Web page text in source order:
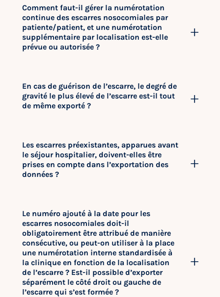
Comment faut-il gérer la numérotation
continue des escarres nosocomiales par
patiente/patient, et une numérotation
supplémentaire par localisation est-elle
prévue ou autorisée ?
En cas de guérison de l’escarre, le degré de
gravité le plus élevé de l’escarre est-il tout
de même exporté ?
Les escarres préexistantes, apparues avant
le séjour hospitalier, doivent-elles être
prises en compte dans l’exportation des
données ?
Le numéro ajouté à la date pour les
escarres nosocomiales doit-il
obligatoirement être attribué de manière
consécutive, ou peut-on utiliser à la place
une numérotation interne standardisée à
la clinique en fonction de la localisation
de l’escarre ? Est-il possible d’exporter
séparément le côté droit ou gauche de
l’escarre qui s’est formée ?